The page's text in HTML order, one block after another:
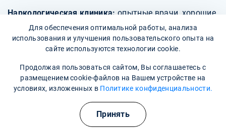
Наркологическая клиника:опытные врачи, хорошие
условия и гарантия анонимности
Свяжитесь с нами
О клинике
Для обеспечения оптимальной работы, анализа
использования и улучшения пользовательского опыта на
сайте используются технологии cookie.
Продолжая пользоваться сайтом, Вы соглашаетесь с
размещением cookie-файлов на Вашем устройстве на
условиях, изложенных в Политике конфиденциальности.
Принять